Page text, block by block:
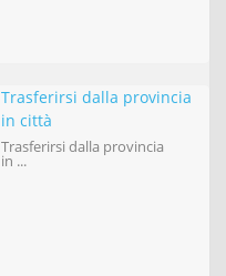
Trasferirsi dalla provincia
in città
Trasferirsi dalla provincia
in ...